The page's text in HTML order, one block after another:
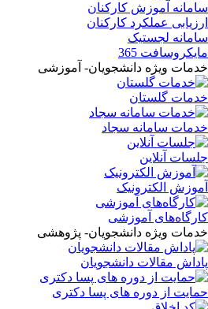
سامانه آموزش کارکنان
ارزیابی عملکرد کارکنان
سامانه لجستیک
مایکروسافت 365
خدمات ویژه دانشجویان- آموزشی
خدمات گلستان
خدمات سامانه سجاد
جلسات آنلاین
آموزش الکترونیک
کارگاه‌های آموزشی
خدمات ویژه دانشجویان- پژوهشی
پاداش مقالات دانشجویان
حمایت از دوره های پسا دکتری